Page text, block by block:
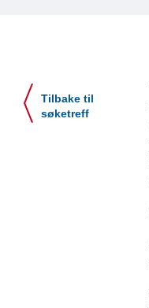
Tilbake til
søketreff